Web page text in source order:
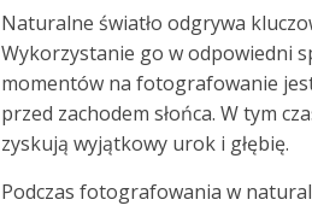
Naturalne światło odgrywa
Wykorzystanie go w odpowiedni
momentów na fotografowanie
przed zachodem słońca. W tym
zyskują wyjątkowy urok i głębię.
Podczas fotografowania w